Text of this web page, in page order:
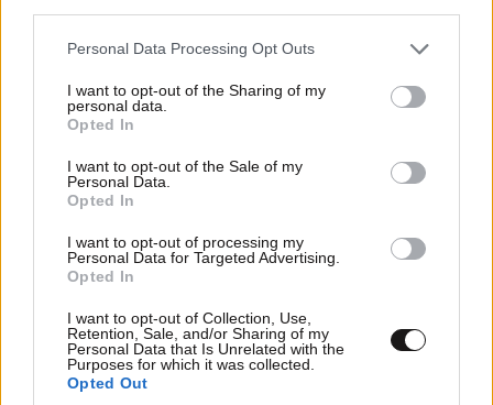
Please note that this website/app uses one or more Google
not limited to your visit or usage behaviour. You may click to
grant or deny consent to Google and its third-party tags to
use your data for below specified purposes in below Google
consent section.
Personal Data Processing Opt Outs
I want to opt-out of the Sharing of my
personal data.
Opted In
I want to opt-out of the Sale of my
Personal Data.
Opted In
I want to opt-out of processing my
Personal Data for Targeted Advertising.
Opted In
I want to opt-out of Collection, Use,
Retention, Sale, and/or Sharing of my
Personal Data that Is Unrelated with the
Purposes for which it was collected.
Opted Out
Απαντήστε